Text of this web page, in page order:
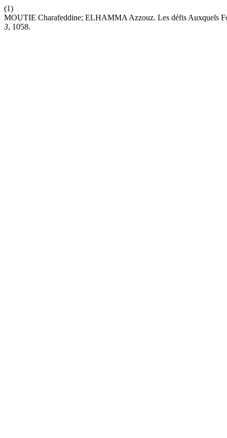
(1)
MOUTIE Charafeddine; ELHAMMA Azzouz. Les défis Auxquels
3, 1058.